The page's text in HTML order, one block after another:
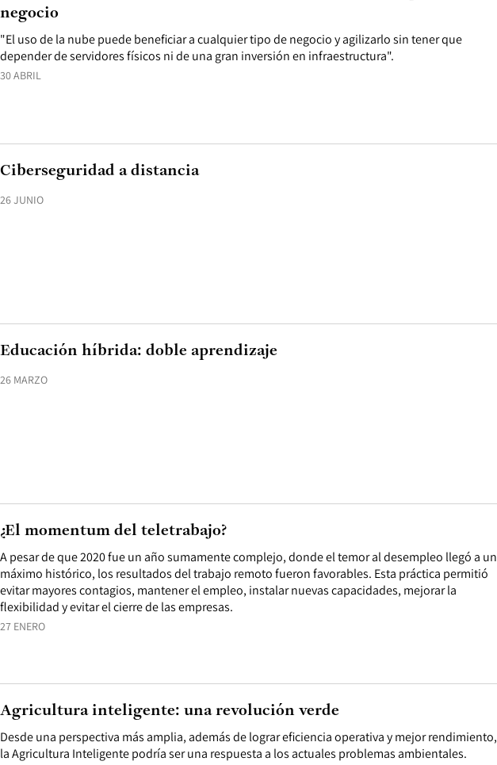
30 ABRIL
"El uso de la nube puede beneficiar a cualquier tipo de negocio y agilizarlo sin tener que
depender de servidores físicos ni de una gran inversión en infraestructura".
negocio
26 JUNIO
Ciberseguridad a distancia
26 MARZO
Educación híbrida: doble aprendizaje
27 ENERO
A pesar de que 2020 fue un año sumamente complejo, donde el temor al desempleo llegó a un
máximo histórico, los resultados del trabajo remoto fueron favorables. Esta práctica permitió
evitar mayores contagios, mantener el empleo, instalar nuevas capacidades, mejorar la
flexibilidad y evitar el cierre de las empresas.
¿El momentum del teletrabajo?
Desde una perspectiva más amplia, además de lograr eficiencia operativa y mejor rendimiento,
la Agricultura Inteligente podría ser una respuesta a los actuales problemas ambientales.
Agricultura inteligente: una revolución verde